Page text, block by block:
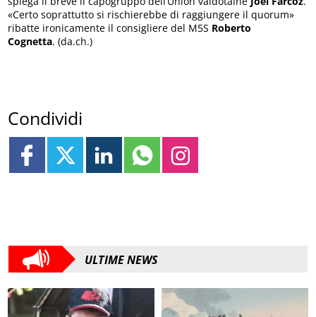
«Certo soprattutto si rischierebbe di raggiungere il quorum»
ribatte ironicamente il consigliere del M5S Roberto
Cognetta. (da.ch.)
Condividi
ULTIME NEWS